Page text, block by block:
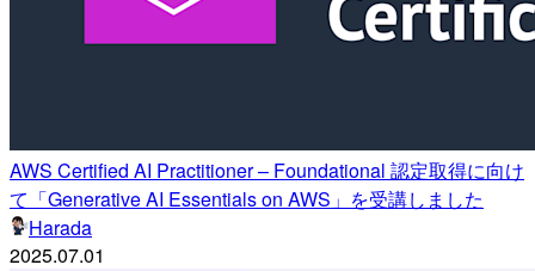
AWS Certified AI Practitioner – Foundational 認定取得に向け
て「Generative AI Essentials on AWS」を受講しました
Harada
2025.07.01